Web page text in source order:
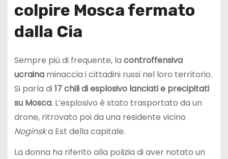
colpire Mosca fermato
dalla Cia
Sempre più di frequente, la controffensiva
ucrainaminaccia i cittadini russi nel loro territorio.
Si parla di17 chili di esplosivo lanciati e precipitati
su Mosca. L’esplosivo è stato trasportato da un
drone, ritrovato poi da una residente vicino
Noginska Est della capitale.
La donna ha riferito alla polizia di aver notato un